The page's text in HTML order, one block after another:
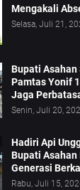
Mengakali
Selasa, Juli 21,
Bupati
Pamtas Yonif
Jaga
Senin, Juli 20,
Hadiri Api
Bupati Asahan
Generasi
Rabu, Juli 15,